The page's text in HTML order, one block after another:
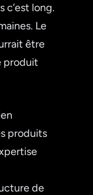
c’est long.
Le
être
produit
produits
de